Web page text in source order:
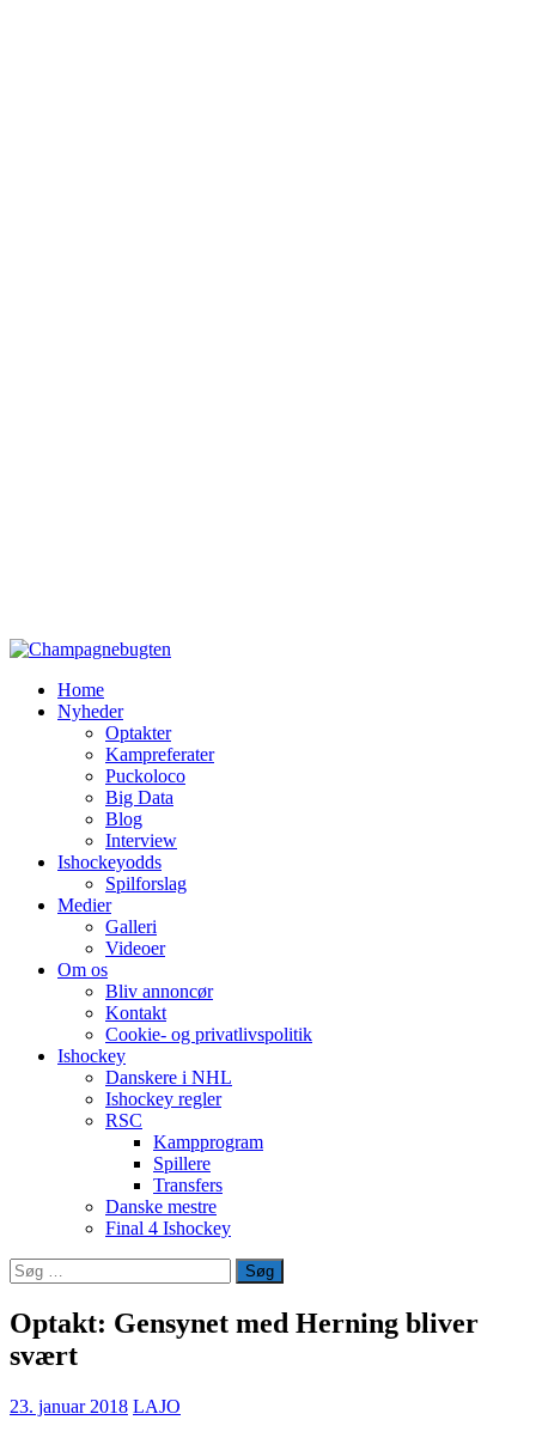
Home
Nyheder
Optakter
Kampreferater
Puckoloco
Big Data
Blog
Interview
Ishockeyodds
Spilforslag
Medier
Galleri
Videoer
Om os
Bliv annoncør
Kontakt
Cookie- og privatlivspolitik
Ishockey
Danskere i NHL
Ishockey regler
RSC
Kampprogram
Spillere
Transfers
Danske mestre
Final 4 Ishockey
Søg
efter:
Optakt: Gensynet med Herning bliver
svært
23. januar 2018 LAJO